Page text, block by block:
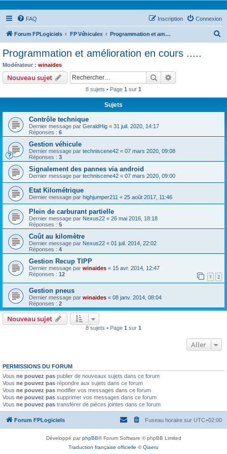
FAQ Connexion
Inscription
Forum FPLogiciels FP Véhicules Programmation et amélioration en cours .....
Programmation et amélioration en cours .....
Modérateur : winaides
Nouveau sujet Rechercher
8 sujets • Page 1 sur 1
Sujets
Contrôle technique
Dernier message par GeraldHig « 31 juil. 2020, 14:17
Réponses : 6
Gestion véhicule
Dernier message par techniscene42 « 07 mars 2020, 09:08
Réponses : 3
Signalement des pannes via android
Dernier message par techniscene42 « 07 mars 2020, 09:00
Etat Kilométrique
Dernier message par highjumper211 « 25 août 2017, 11:46
Plein de carburant partielle
Dernier message par Nexus22 « 26 mai 2016, 18:18
Réponses : 5
Coût au kilomètre
Dernier message par Nexus22 « 01 juil. 2014, 22:02
Réponses : 4
Gestion Recup TIPP
Dernier message par winaides « 15 avr. 2014, 12:47
Réponses : 12 1 2
Gestion pneus
Dernier message par winaides « 08 janv. 2014, 08:04
Réponses : 2
Nouveau sujet
8 sujets • Page 1 sur 1
Aller
PERMISSIONS DU FORUM
Vous ne pouvez pas publier de nouveaux sujets dans ce forum
Vous ne pouvez pas répondre aux sujets dans ce forum
Vous ne pouvez pas modifier vos messages dans ce forum
Vous ne pouvez pas supprimer vos messages dans ce forum
Vous ne pouvez pas transférer de pièces jointes dans ce forum
Forum FPLogiciels Fuseau horaire sur UTC+02:00
Développé parphpBB® Forum Software © phpBB Limited
Traduction française officielle ©Qiaeru